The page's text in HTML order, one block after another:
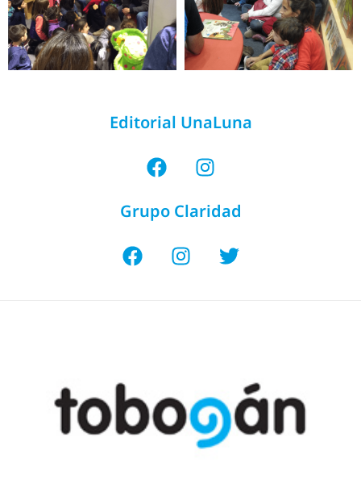
Editorial UnaLuna
Grupo Claridad